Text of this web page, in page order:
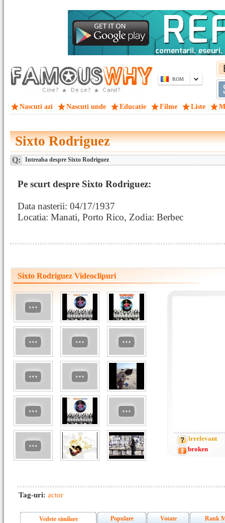
ROM
Nascuti azi Nascuti unde Educatie Filme Liste
Sixto Rodriguez
Q: Intreaba despre Sixto Rodriguez
Pe scurt despre Sixto Rodriguez:
Data nasterii: 04/17/1937
Locatia: Manati, Porto Rico, Zodia: Berbec
Sixto Rodriguez Videoclipuri
irrelevant
broken
Tag-uri: actor
Vedete similare Populare Votate
Rank